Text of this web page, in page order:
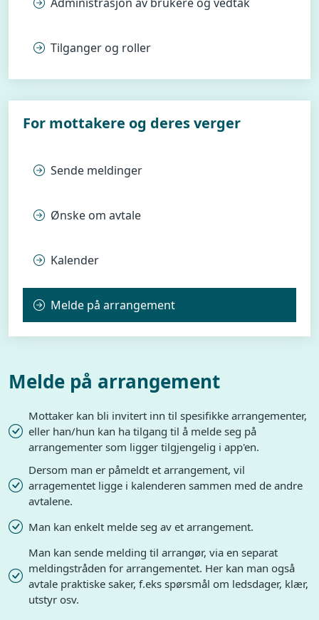
Tilganger og roller
For mottakere og deres verger
Sende meldinger
Ønske om avtale
Kalender
Melde på arrangement
Melde på arrangement
Mottaker kan bli invitert inn til spesifikke arrangementer,
eller han/hun kan ha tilgang til å melde seg på
arrangementer som ligger tilgjengelig i app'en.
Dersom man er påmeldt et arrangement, vil
arragementet ligge i kalenderen sammen med de andre
avtalene.
Man kan enkelt melde seg av et arrangement.
Man kan sende melding til arrangør, via en separat
meldingstråden for arrangementet. Her kan man også
avtale praktiske saker, f.eks spørsmål om ledsdager, klær,
utstyr osv.